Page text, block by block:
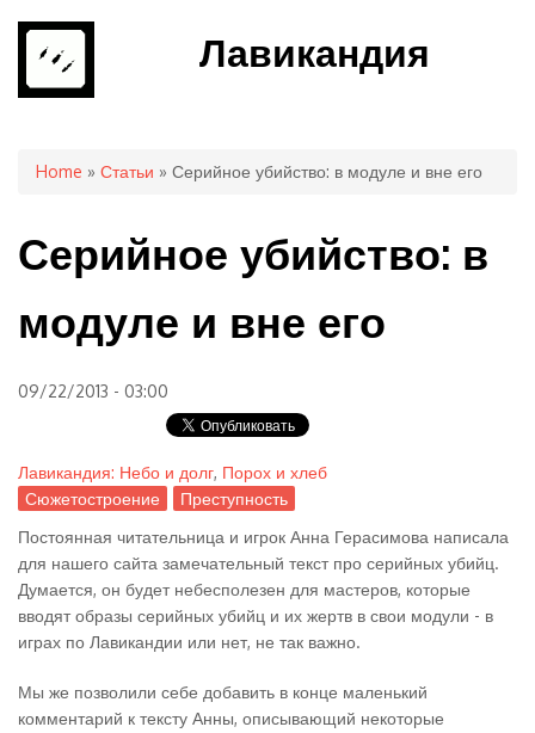
Лавикандия
You are here
Home » Статьи » Серийное убийство: в модуле и вне его
Серийное убийство: в
модуле и вне его
09/22/2013 - 03:00
Лавикандия: Небо и долг, Порох и хлеб
Сюжетостроение
Преступность
Постоянная читательница и игрок Анна Герасимова написала
для нашего сайта замечательный текст про серийных убийц.
Думается, он будет небесполезен для мастеров, которые
вводят образы серийных убийц и их жертв в свои модули - в
играх по Лавикандии или нет, не так важно.
Мы же позволили себе добавить в конце маленький
комментарий к тексту Анны, описывающий некоторые